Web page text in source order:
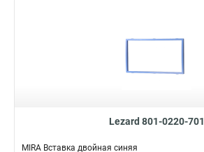
Lezard 801-0220-701
MIRA Вставка двойная синяя